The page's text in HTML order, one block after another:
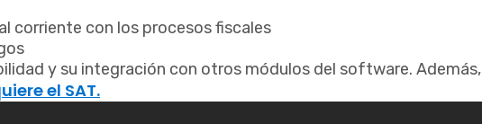
corriente con los procesos fiscales
y su integración con otros módulos del software. Además,
el SAT.